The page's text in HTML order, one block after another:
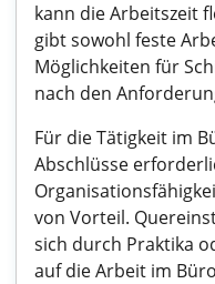
kann die Arbeitszeit
gibt sowohl feste
Möglichkeiten für
nach den
Für die Tätigkeit im
Abschlüsse
von Vorteil.
sich durch Praktika
auf die Arbeit im